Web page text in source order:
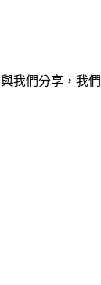
與我們分享，我